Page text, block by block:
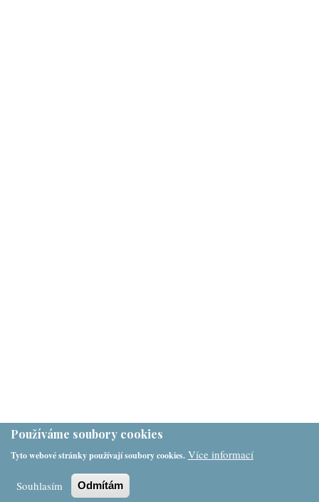
Používáme soubory cookies
Tyto webové stránky používají soubory cookies. Více informací
Souhlasím Odmítám